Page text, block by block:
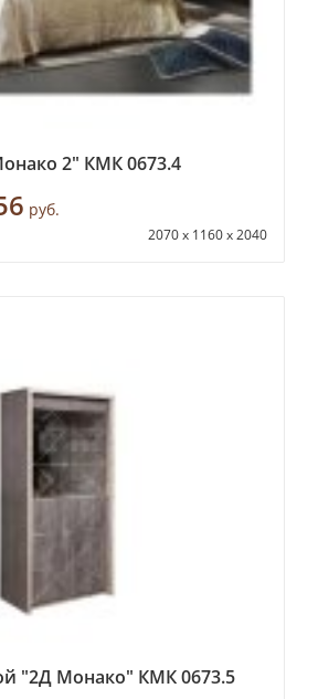
2" КМК 0673.4
руб.
2070 х 1160 х 2040
"2Д Монако" КМК 0673.5